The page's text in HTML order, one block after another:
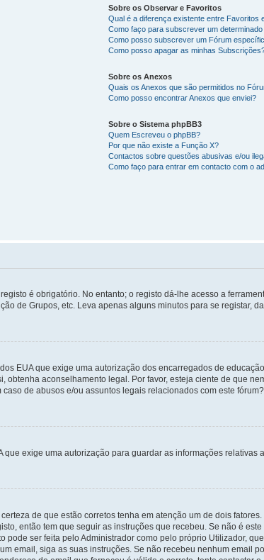
Sobre os Observar e Favoritos
Qual é a diferença existente entre Favoritos
Como faço para subscrever um
Como posso subscrever um Fórum
Como posso apagar as minhas
Sobre os Anexos
Quais os Anexos que são permitidos no
Como posso encontrar Anexos que enviei?
Sobre o Sistema phpBB3
Quem Escreveu o phpBB?
Por que não existe a Função X?
Contactos sobre questões abusivas e/ou
Como faço para entrar em contacto com o
é obrigatório. No entanto; o registo dá-lhe acesso a
de Grupos, etc. Leva apenas alguns minutos para se registar,
EUA que exige uma autorização dos encarregados de
aconselhamento legal. Por favor, esteja ciente de que
de abusos e/ou assuntos legais relacionados com este
exige uma autorização para guardar as informações relativas
de que estão corretos tenha em atenção um de dois
então tem que seguir as instruções que recebeu. Se não é
pode ser feita pelo Administrador como pelo próprio Utilizador,
email, siga as suas instruções. Se não recebeu nenhum email